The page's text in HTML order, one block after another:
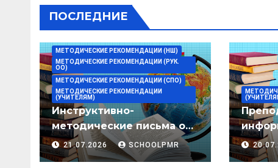
ПОСЛЕДНИЕ
МЕТОДИЧЕСКИЕ РЕКОМЕНДАЦИИ (НШ)
МЕТОДИЧЕСКИЕ РЕКОМЕНДАЦИИ (РУК.
ОО)
МЕТОДИЧЕСКИЕ РЕКОМЕНДАЦИИ (СПО)
МЕТОДИЧЕСКИЕ РЕКОМЕНДАЦИИ
(УЧИТЕЛЯМ)
Инструктивно-
методические письма о
преподавании учебных
предметов/дисциплин в
21.07.2026 SCHOOLPMR